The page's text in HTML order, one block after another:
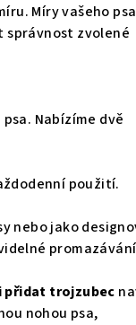
Míry vašeho psa
správnost zvolené
Nabízíme dvě
použití.
nebo jako
přidat trojzubec
nohou psa,